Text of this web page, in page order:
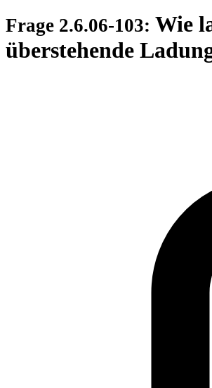
Frage 2.6.06-103: Wie
überstehende